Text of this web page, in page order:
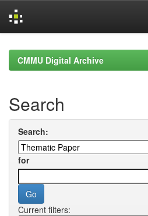
navigationCMMU Digital Archive
Search
Search:
for
Current filters: